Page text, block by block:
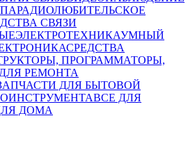
РАДИОЛЮБИТЕЛЬСКОЕ
СВЯЗИ
ЭЛЕКТРОТЕХНИКАУМНЫЙ
СРЕДСТВА
ПРОГРАММАТОРЫ,
РЕМОНТА
ДЛЯ БЫТОВОЙ
ВСЕ ДЛЯ
ДОМА